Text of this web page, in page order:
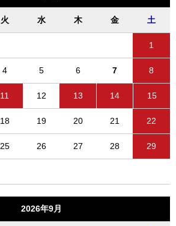
火 水 木 金 土
1
4 5 6 7 8
11 12 13 14 15
18 19 20 21 22
25 26 27 28 29
2026年9月